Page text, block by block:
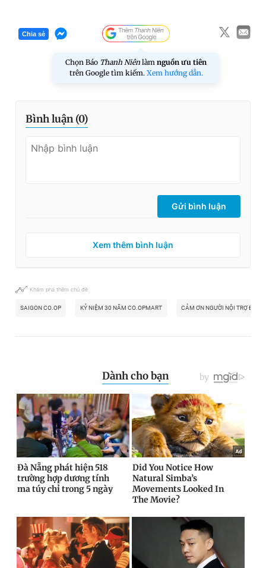
Chia sẻ
Chọn Báo Thanh Niên làm nguồn ưu tiên
trên Google tìm kiếm. Xem hướng dẫn.
Bình luận (0)
Gửi bình luận
Xem thêm bình luận
Khám phá thêm chủ đề
SAIGON CO.OP KỶ NIỆM 30 NĂM CO.OPMART CẢM ƠN NGƯỜI NỘI TRỢ ĐẢM